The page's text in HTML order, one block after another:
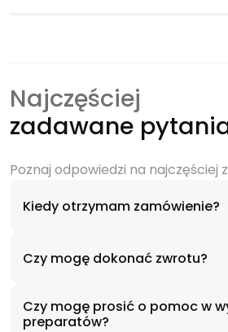
Najczęściej
zadawane
Poznaj odpowiedzi na najczęściej
Kiedy otrzymam zamówienie?
Czy mogę dokonać zwrotu?
Czy mogę prosić o pomoc w
preparatów?